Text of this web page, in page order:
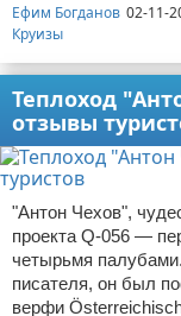
Ефим Богданов 02-11-
Круизы
Теплоход
отзывы
"Антон Чехов",
проекта Q-056 —
четырьмя
писателя, он был
верфи